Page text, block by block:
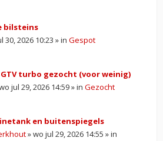
bilsteins
30, 2026 10:23 » in Gespot
turbo gezocht (voor weinig)
jul 29, 2026 14:59 » in Gezocht
en buitenspiegels
» wo jul 29, 2026 14:55 » in